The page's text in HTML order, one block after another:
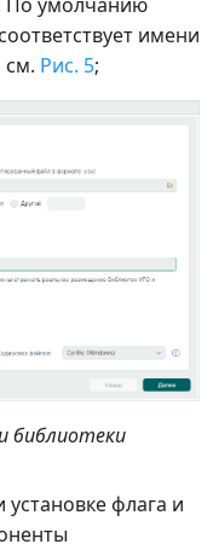
имени
см. Рис. 5;
библиотеки
установке флага и